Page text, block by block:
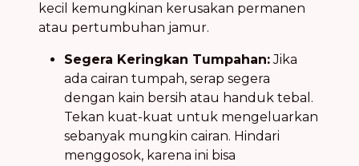
kecil kemungkinan kerusakan permanen
atau pertumbuhan jamur.
Segera Keringkan Tumpahan:Jika
ada cairan tumpah, serap segera
dengan kain bersih atau handuk tebal.
Tekan kuat-kuat untuk mengeluarkan
sebanyak mungkin cairan. Hindari
menggosok, karena ini bisa